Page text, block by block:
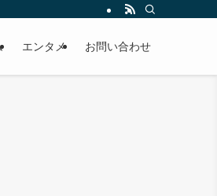
エンタメ お問い合わせ